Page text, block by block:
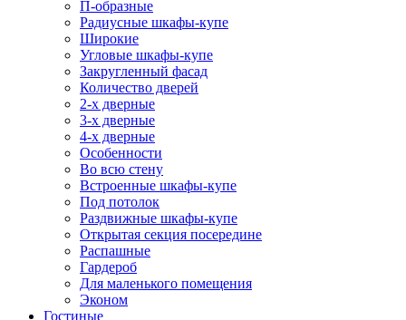
П-образные
Радиусные шкафы-купе
Широкие
Угловые шкафы-купе
Закругленный фасад
Количество дверей
2-х дверные
3-х дверные
4-х дверные
Особенности
Во всю стену
Встроенные шкафы-купе
Под потолок
Раздвижные шкафы-купе
Открытая секция посередине
Распашные
Гардероб
Для маленького помещения
Эконом
Гостиные